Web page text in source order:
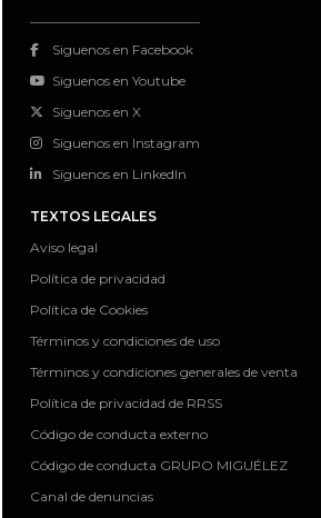
Siguenos en Facebook
Siguenos en Youtube
Siguenos en X
Siguenos en Instagram
Siguenos en LinkedIn
TEXTOS LEGALES
Aviso legal
Política de privacidad
Política de Cookies
Términos y condiciones de uso
Términos y condiciones generales de venta
Política de privacidad de RRSS
Código de conducta externo
Código de conducta GRUPO MIGUÉLEZ
Canal de denuncias